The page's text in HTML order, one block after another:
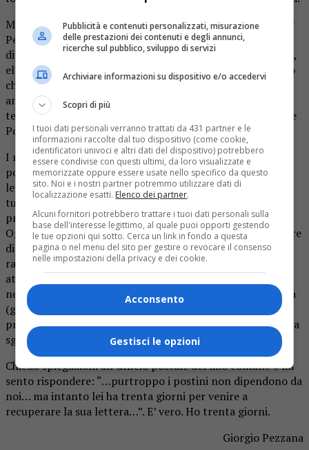
Ma su tutte una: Poste Italiane si occupa ancora di Poste?
Perché, vedete amici, negli anni ho visto Poste Italiane
diventare banca, assicurazione, rivenditrice di cd, cellulari,
elettrodomestici ed ammenicoli vari ed ogni volta mi sono
chiesto: ma consegneranno ancora le lettere? Ci saranno
ancora i postini? Arriveranno ancora raccomandate,
telegrammi, pacchi? Cioè, le Poste continueranno a fare le
Poste?
I meno giovani ricorderanno di certo la figura del
portalettere che, come dice la parola stessa, portava le
lettere, era una figura quasi di famiglia, conosceva tutti e
tutti lo conoscevano, a Natale riceveva la mancia e si
prendeva a cuore la distribuzione della corrispondenza.
Oggi invece il postino cambia ogni giorno, si muove sempre
di fretta, non suona al citofono neppure quando ha una
raccomandata da consegnare (ne ho seguito i movimenti
attraverso la telecamera di casa, con sincero stupore) e
neppure scende dal motociclo, prende l’avviso di giacenza
(già preparato, il che aggrava il sospetto della
premeditazione), lo infila nella buca delle lettere e se ne va
sgasando.
Chiedo spiegazioni all’ufficio postale del mio comune e mi
sento rispondere: “…purtroppo i postini non dipendono da
noi… ma intanto lei ha trenta giorni per venire a
recuperare la sua lettera…”. E’ vero. Ho trenta giorni.
Giorgio Pezzana
Pubblicità e contenuti personalizzati, misurazione
delle prestazioni dei contenuti e degli annunci,
ricerche sul pubblico, sviluppo di servizi
Archiviare informazioni su dispositivo e/o accedervi
Scopri di più
I tuoi dati personali verranno trattati da 431 partner e le
informazioni raccolte dal tuo dispositivo (come cookie,
identificatori univoci e altri dati del dispositivo) potrebbero
essere condivise con questi ultimi, da loro visualizzate e
memorizzate oppure essere usate nello specifico da questo
sito. Noi e i nostri partner potremmo utilizzare dati di
localizzazione esatti. Elenco dei partner.
Alcuni fornitori potrebbero trattare i tuoi dati personali sulla
base dell'interesse legittimo, al quale puoi opporti gestendo
le tue opzioni qui sotto. Cerca un link in fondo a questa
pagina o nel menu del sito per gestire o revocare il consenso
nelle impostazioni della privacy e dei cookie.
Acconsento
Gestisci le opzioni